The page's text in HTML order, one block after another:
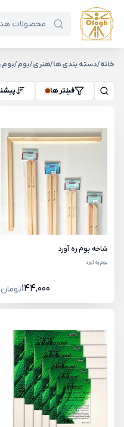
خانه/دسته بندی ها/هنری/بوم/بوم
فیلتر ها
شاخه بوم ره آورد
بوم ره آورد
144,000تومان